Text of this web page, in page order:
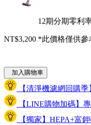
NT$3,200
12期分期零利
*此價格僅供參
加入購物車
【清淨機濾網回購
【LINE購物加碼】
【獨家】HEPA+富